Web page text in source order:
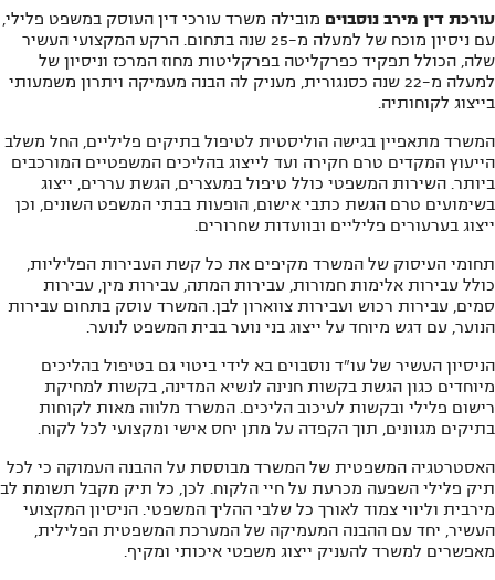
עורכת דין מירב נוסבוים מובילה משרד עורכי דין העוסק במשפט פלילי,
עם ניסיון מוכח של למעלה מ-25 שנה בתחום. הרקע המקצועי העשיר
שלה, הכולל תפקיד כפרקליטה בפרקליטות מחוז המרכז וניסיון של
למעלה מ-22 שנה כסנגורית, מעניק לה הבנה מעמיקה ויתרון משמעותי
בייצוג לקוחותיה.
המשרד מתאפיין בגישה הוליסטית לטיפול בתיקים פליליים, החל משלב
הייעוץ המקדים טרם חקירה ועד לייצוג בהליכים המשפטיים המורכבים
ביותר. השירות המשפטי כולל טיפול במעצרים, הגשת עררים, ייצוג
בשימועים טרם הגשת כתבי אישום, הופעות בבתי המשפט השונים, וכן
ייצוג בערעורים פליליים ובוועדות שחרורים.
תחומי העיסוק של המשרד מקיפים את כל קשת העבירות הפליליות,
כולל עבירות אלימות חמורות, עבירות המתה, עבירות מין, עבירות
סמים, עבירות רכוש ועבירות צווארון לבן. המשרד עוסק בתחום עבירות
הנוער, עם דגש מיוחד על ייצוג בני נוער בבית המשפט לנוער.
הניסיון העשיר של עו"ד נוסבוים בא לידי ביטוי גם בטיפול בהליכים
מיוחדים כגון הגשת בקשות חנינה לנשיא המדינה, בקשות למחיקת
רישום פלילי ובקשות לעיכוב הליכים. המשרד מלווה מאות לקוחות
בתיקים מגוונים, תוך הקפדה על מתן יחס אישי ומקצועי לכל לקוח.
האסטרטגיה המשפטית של המשרד מבוססת על ההבנה העמוקה כי לכל
תיק פלילי השפעה מכרעת על חיי הלקוח. לכן, כל תיק מקבל תשומת לב
מירבית וליווי צמוד לאורך כל שלבי ההליך המשפטי. הניסיון המקצועי
העשיר, יחד עם ההבנה המעמיקה של המערכת המשפטית הפלילית,
מאפשרים למשרד להעניק ייצוג משפטי איכותי ומקיף.